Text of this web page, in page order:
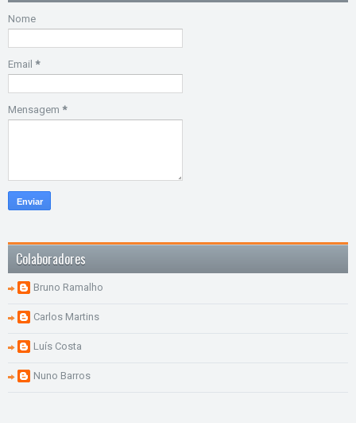
Nome
Email *
Mensagem *
Colaboradores
Bruno Ramalho
Carlos Martins
Luís Costa
Nuno Barros